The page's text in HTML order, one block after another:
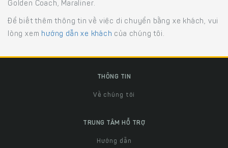
Golden Coach, Maraliner.
Để biết thêm thông tin về việc di chuyển bằng xe khách, vui
lòng xem hướng dẫn xe khách của chúng tôi.
THÔNG TIN
Về chúng tôi
TRUNG TÂM HỖ TRỢ
Hướng dẫn